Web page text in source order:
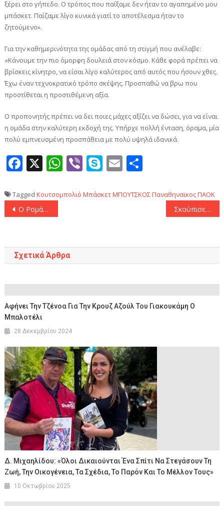
ξέρει στο γήπεδο. Ο τρόπος που παίξαμε δεν ήταν το αγαπημένο μου
μπάσκετ. Παίζαμε λίγο κυνικά γιατί το αποτέλεσμα ήταν το
ζητούμενο».
Για την καθημερινότητα της ομάδας από τη στιγμή που ανέλαβε:
«Κάνουμε την πιο όμορφη δουλειά στον κόσμο. Κάθε φορά πρέπει να
βρίσκεις κίνητρο, να είσαι λίγο καλύτερος από αυτός που ήσουν χθες.
Έχω έναν τεχνοκρατικό τρόπο σκέψης. Προσπαθώ να βρω που
προστίθεται η προστιθέμενη αξία.
Ο προπονητής πρέπει να δει ποιες μάχες αξίζει να δώσει, για να είναι
η ομάδα στην καλύτερη εκδοχή της. Υπήρχε πολλή ένταση, όραμα, μία
πολύ εμπνευσμένη προσπάθεια με πολύ υψηλά ιδανικά.
Facebook
X WhatsApp
ViberSkype
Email
Tagged Κουτσομπολιό ΜπάσκετΜΠΟΥΤΣΚΟΣΠαναθηναϊκοςΠΑΟΚ
Πλοήγηση
O Ρομάνο επιβεβαιώνει για Ιραόλα και Λίβερπουλ: «Θα είναι ο αντικαταστάτης του Σλοτ» Σκούπισε τον Παναθηναϊκό και σήκωσε το 40ό πρωτάθλημα ο Ολυμπιακός! (17-12)
Σχετικά Άρθρα
Αφήνει Την Τζένοα Για Την Κρουζ Αζούλ Του Γιακουκάμη Ο
Μπαλοτέλι
28 Δεκεμβρίου 2024
Δ. Μιχαηλίδου: «Όλοι Δικαιούνται Ένα Σπίτι Να Στεγάσουν Τη
Ζωή, Την Οικογένεια, Τα Σχέδια, Το Παρόν Και Το Μέλλον Τους»
10 Οκτωβρίου 2025